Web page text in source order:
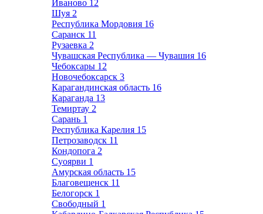
Иваново 12
Шуя 2
Республика Мордовия 16
Саранск 11
Рузаевка 2
Чувашская Республика — Чувашия 16
Чебоксары 12
Новочебоксарск 3
Карагандинская область 16
Караганда 13
Темиртау 2
Сарань 1
Республика Карелия 15
Петрозаводск 11
Кондопога 2
Суоярви 1
Амурская область 15
Благовещенск 11
Белогорск 1
Свободный 1